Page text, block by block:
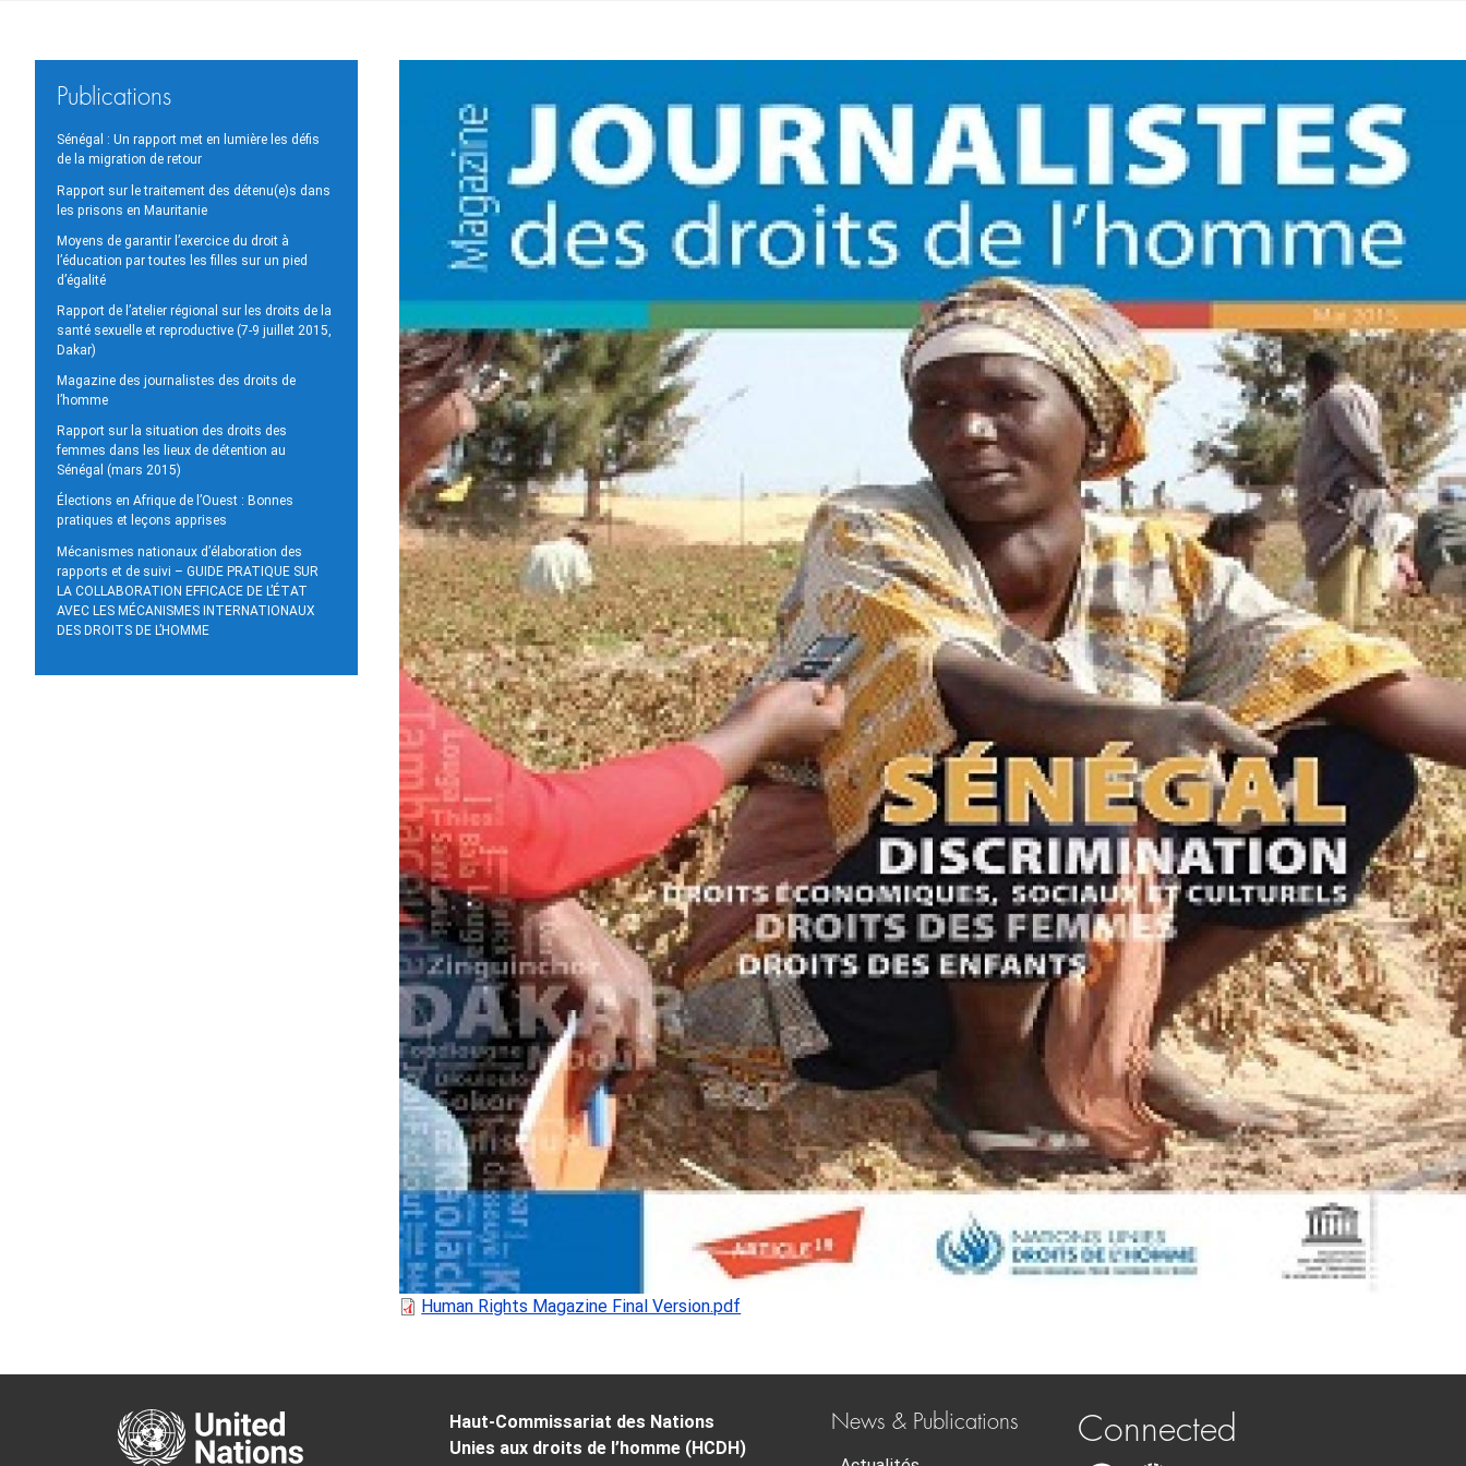
Publications
Sénégal : Un rapport met en lumière les défis
de la migration de retour
Rapport sur le traitement des détenu(e)s dans
les prisons en Mauritanie
Moyens de garantir l’exercice du droit à
l’éducation par toutes les filles sur un pied
d’égalité
Rapport de l’atelier régional sur les droits de la
santé sexuelle et reproductive (7-9 juillet 2015,
Dakar)
Magazine des journalistes des droits de
l’homme
Rapport sur la situation des droits des
femmes dans les lieux de détention au
Sénégal (mars 2015)
Élections en Afrique de l’Ouest : Bonnes
pratiques et leçons apprises
Mécanismes nationaux d’élaboration des
rapports et de suivi – GUIDE PRATIQUE SUR
LA COLLABORATION EFFICACE DE L’ÉTAT
AVEC LES MÉCANISMES INTERNATIONAUX
DES DROITS DE L’HOMME
Human Rights Magazine Final Version.pdf
Haut-Commissariat des Nations
Unies aux droits de l’homme (HCDH)
News & Publications Connected